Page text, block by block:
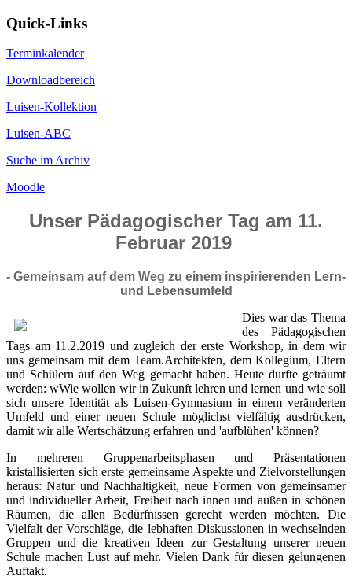
Quick-Links
Terminkalender
Downloadbereich
Luisen-Kollektion
Luisen-ABC
Suche im Archiv
Moodle
Unser Pädagogischer Tag am 11.
Februar 2019
- Gemeinsam auf dem Weg zu einem inspirierenden Lern-
und Lebensumfeld
Dies war das Thema
des Pädagogischen
Tags am 11.2.2019 und zugleich der erste Workshop, in dem wir
uns gemeinsam mit dem Team.Architekten, dem Kollegium, Eltern
und Schülern auf den Weg gemacht haben. Heute durfte geträumt
werden: wWie wollen wir in Zukunft lehren und lernen und wie soll
sich unsere Identität als Luisen-Gymnasium in einem veränderten
Umfeld und einer neuen Schule möglichst vielfältig ausdrücken,
damit wir alle Wertschätzung erfahren und 'aufblühen' können?
In mehreren Gruppenarbeitsphasen und Präsentationen
kristallisierten sich erste gemeinsame Aspekte und Zielvorstellungen
heraus: Natur und Nachhaltigkeit, neue Formen von gemeinsamer
und individueller Arbeit, Freiheit nach innen und außen in schönen
Räumen, die allen Bedürfnissen gerecht werden möchten. Die
Vielfalt der Vorschläge, die lebhaften Diskussionen in wechselnden
Gruppen und die kreativen Ideen zur Gestaltung unserer neuen
Schule machen Lust auf mehr. Vielen Dank für diesen gelungenen
Auftakt.